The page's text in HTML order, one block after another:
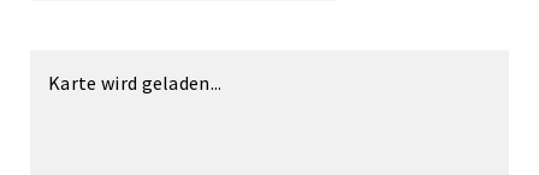
Karte wird geladen...